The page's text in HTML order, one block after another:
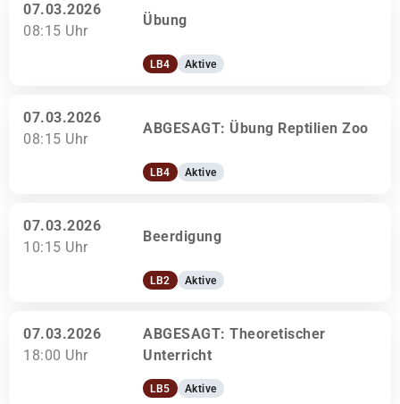
07.03.2026
08:15 Uhr
Übung
LB4 Aktive
07.03.2026
08:15 Uhr
ABGESAGT: Übung Reptilien Zoo
LB4 Aktive
07.03.2026
10:15 Uhr
Beerdigung
LB2 Aktive
07.03.2026
18:00 Uhr
ABGESAGT: Theoretischer
Unterricht
LB5 Aktive